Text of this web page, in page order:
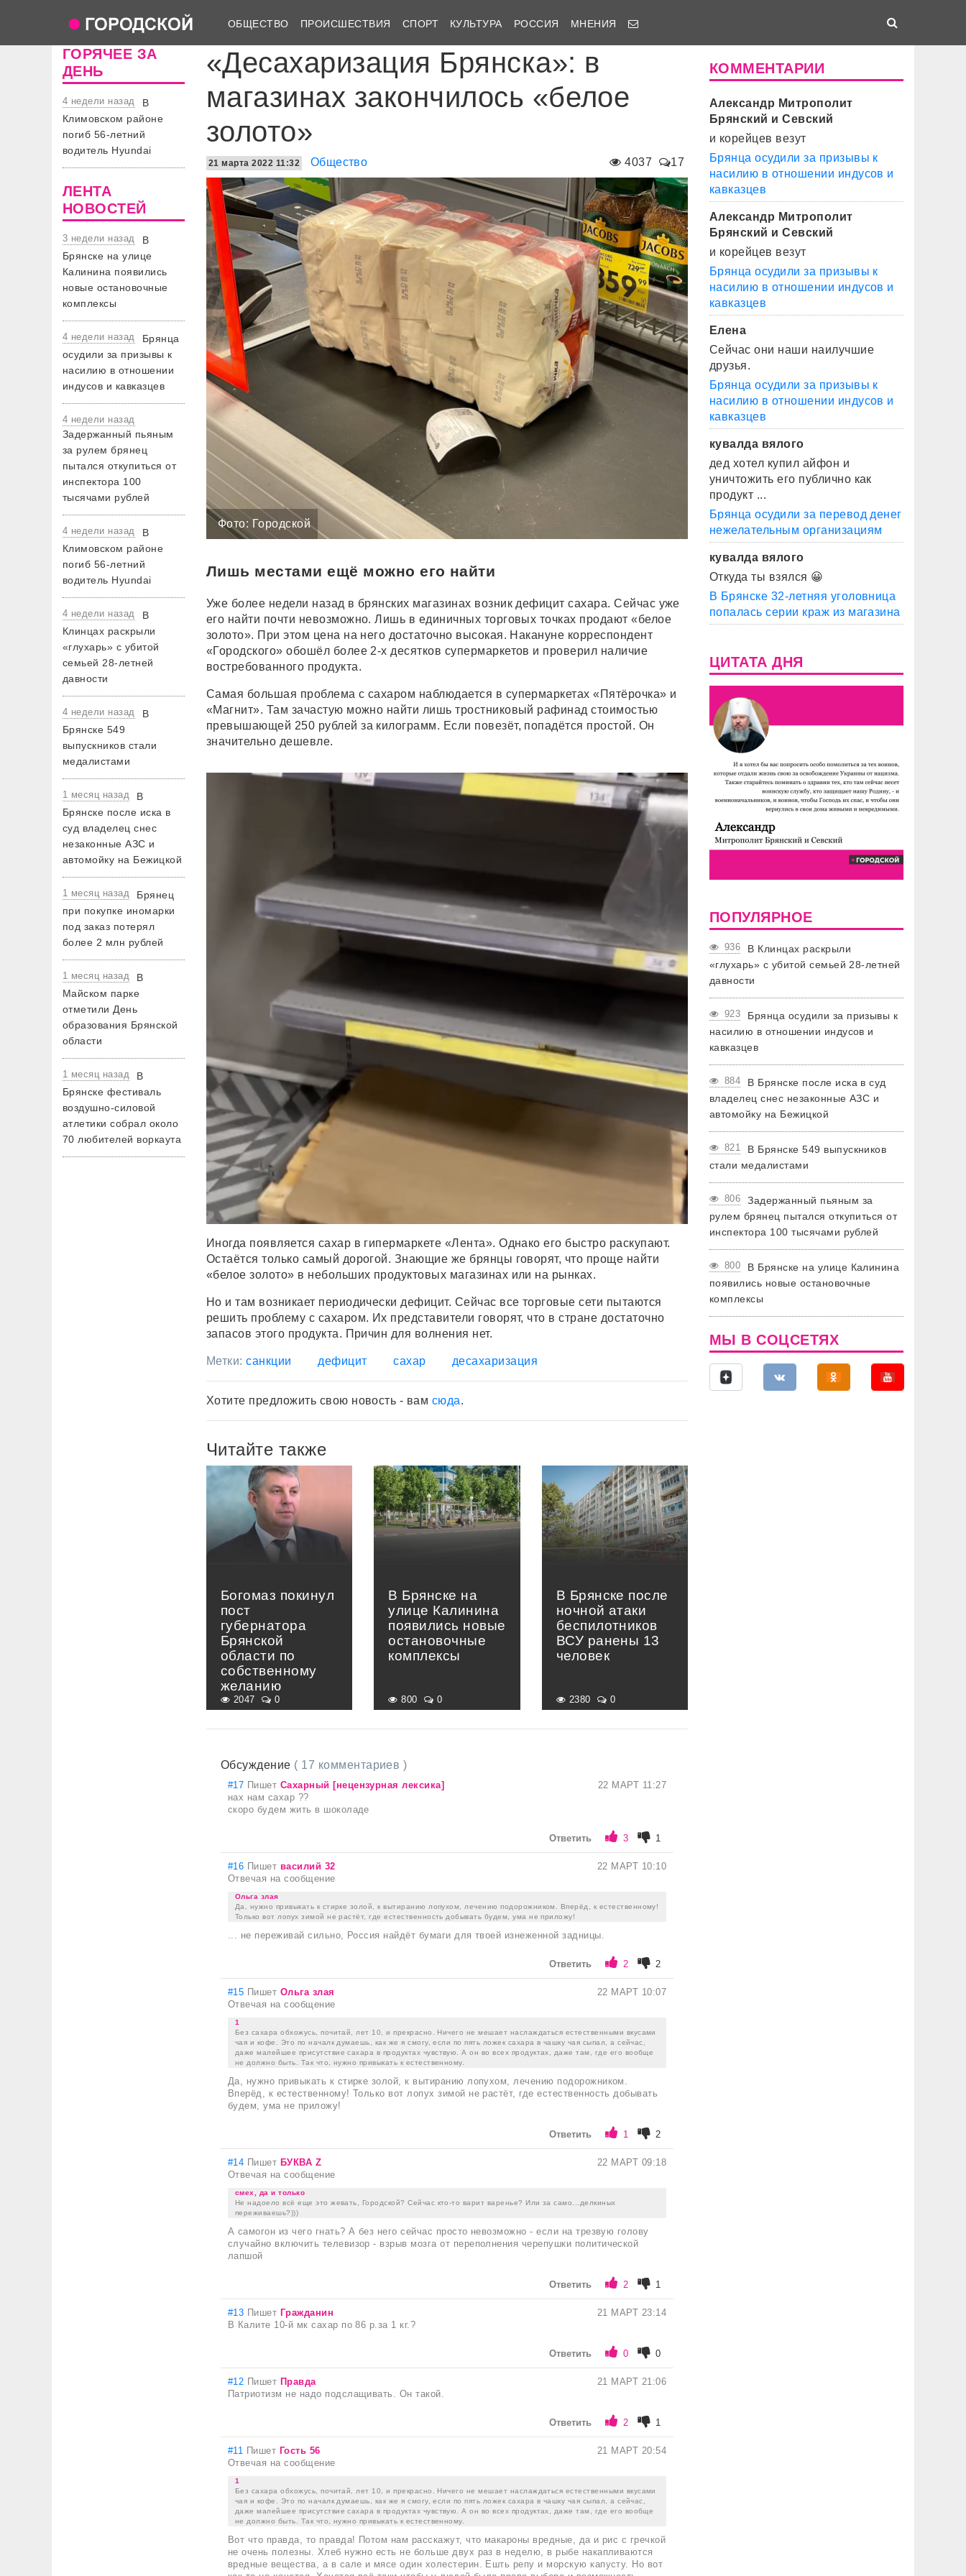
ОБЩЕСТВО ПРОИСШЕСТВИЯ СПОРТ КУЛЬТУРА РОССИЯ МНЕНИЯ
ГОРЯЧЕЕ ЗА
ДЕНЬ
4 недели назад
В
Климовском районе
погиб 56-летний
водитель Hyundai
ЛЕНТА
НОВОСТЕЙ
3 недели назад
В
Брянске на улице
Калинина появились
новые остановочные
комплексы
4 недели назад
Брянца
осудили за призывы к
насилию в отношении
индусов и кавказцев
4 недели назад
Задержанный пьяным
за рулем брянец
пытался откупиться от
инспектора 100
тысячами рублей
4 недели назад
В
Климовском районе
погиб 56-летний
водитель Hyundai
4 недели назад
В
Клинцах раскрыли
«глухарь» с убитой
семьей 28-летней
давности
4 недели назад
В
Брянске 549
выпускников стали
медалистами
1 месяц назад
В
Брянске после иска в
суд владелец снес
незаконные АЗС и
автомойку на Бежицкой
1 месяц назад
Брянец
при покупке иномарки
под заказ потерял
более 2 млн рублей
1 месяц назад
В
Майском парке
отметили День
образования Брянской
области
1 месяц назад
В
Брянске фестиваль
воздушно-силовой
атлетики собрал около
70 любителей воркаута
«Десахаризация Брянска»: в
магазинах закончилось «белое
золото»
4037 17
21 марта 2022 11:32 Общество
Фото: Городской
Лишь местами ещё можно его найти
Уже более недели назад в брянских магазинах возник дефицит сахара. Сейчас уже
его найти почти невозможно. Лишь в единичных торговых точках продают «белое
золото». При этом цена на него достаточно высокая. Накануне корреспондент
«Городского» обошёл более 2-х десятков супермаркетов и проверил наличие
востребованного продукта.
Самая большая проблема с сахаром наблюдается в супермаркетах «Пятёрочка» и
«Магнит». Там зачастую можно найти лишь тростниковый рафинад стоимостью
превышающей 250 рублей за килограмм. Если повезёт, попадётся простой. Он
значительно дешевле.
Иногда появляется сахар в гипермаркете «Лента». Однако его быстро раскупают.
Остаётся только самый дорогой. Знающие же брянцы говорят, что проще найти
«белое золото» в небольших продуктовых магазинах или на рынках.
Но и там возникает периодически дефицит. Сейчас все торговые сети пытаются
решить проблему с сахаром. Их представители говорят, что в стране достаточно
запасов этого продукта. Причин для волнения нет.
Метки:санкции дефицит сахар десахаризация
Хотите предложить свою новость - вам сюда.
Читайте также
Богомаз покинул
пост
губернатора
Брянской
области по
собственному
желанию
2047 0
В Брянске на
улице Калинина
появились новые
остановочные
комплексы
800 0
В Брянске после
ночной атаки
беспилотников
ВСУ ранены 13
человек
2380 0
Обсуждение ( 17 комментариев )
#17 Пишет Сахарный [нецензурная лексика]
22 МАРТ 11:27
нах нам сахар ??
скоро будем жить в шоколаде
Ответить 3 1
#16 Пишет василий 32
22 МАРТ 10:10
Отвечая на сообщение
Ольга злая
Да, нужно привыкать к стирке золой, к вытиранию лопухом, лечению подорожником. Вперёд, к естественному!
Только вот лопух зимой не растёт, где естественность добывать будем, ума не приложу!
... не переживай сильно, Россия найдёт бумаги для твоей изнеженной задницы.
Ответить 2 2
#15 Пишет Ольга злая
22 МАРТ 10:07
Отвечая на сообщение
1
Без сахара обхожусь, почитай, лет 10, и прекрасно. Ничего не мешает наслаждаться естественными вкусами
чая и кофе. Это по началк думаешь, как же я смогу, если по пять ложек сахара в чашку чая сыпал, а сейчас,
даже малейшее присутствие сахара в продуктах чувствую. А он во всех продуктах, даже там, где его вообще
не должно быть. Так что, нужно привыкать к естественному.
Да, нужно привыкать к стирке золой, к вытиранию лопухом, лечению подорожником.
Вперёд, к естественному! Только вот лопух зимой не растёт, где естественность добывать
будем, ума не приложу!
Ответить 1 2
#14 Пишет БУКВА Z
22 МАРТ 09:18
Отвечая на сообщение
смех, да и только
Не надоело всё еще это жевать, Городской? Сейчас кто-то варит варенье? Или за само...делкиных
переживаешь?)))
А самогон из чего гнать? А без него сейчас просто невозможно - если на трезвую голову
случайно включить телевизор - взрыв мозга от переполнения черепушки политической
лапшой
Ответить 2 1
#13 Пишет Гражданин
21 МАРТ 23:14
В Калите 10-й мк сахар по 86 р.за 1 кг.?
Ответить 0 0
#12 Пишет Правда
21 МАРТ 21:06
Патриотизм не надо подслащивать. Он такой.
Ответить 2 1
#11 Пишет Гость 56
21 МАРТ 20:54
Отвечая на сообщение
1
Без сахара обхожусь, почитай, лет 10, и прекрасно. Ничего не мешает наслаждаться естественными вкусами
чая и кофе. Это по началк думаешь, как же я смогу, если по пять ложек сахара в чашку чая сыпал, а сейчас,
даже малейшее присутствие сахара в продуктах чувствую. А он во всех продуктах, даже там, где его вообще
не должно быть. Так что, нужно привыкать к естественному.
Вот что правда, то правда! Потом нам расскажут, что макароны вредные, да и рис с гречкой
не очень полезны. Хлеб нужно есть не больше двух раз в неделю, в рыбе накапливаются
вредные вещества, а в сале и мясе один холестерин. Ешть репу и морскую капусту. Но вот
КОММЕНТАРИИ
Александр Митрополит
Брянский и Севский
и корейцев везут
Брянца осудили за призывы к
насилию в отношении индусов и
кавказцев
Александр Митрополит
Брянский и Севский
и корейцев везут
Брянца осудили за призывы к
насилию в отношении индусов и
кавказцев
Елена
Сейчас они наши наилучшие
друзья.
Брянца осудили за призывы к
насилию в отношении индусов и
кавказцев
кувалда вялого
дед хотел купил айфон и
уничтожить его публично как
продукт ...
Брянца осудили за перевод денег
нежелательным организациям
кувалда вялого
Откуда ты взялся 😀
В Брянске 32-летняя уголовница
попалась серии краж из магазина
ЦИТАТА ДНЯ
ПОПУЛЯРНОЕ
936
В Клинцах раскрыли
«глухарь» с убитой семьей 28-летней
давности
923
Брянца осудили за призывы к
насилию в отношении индусов и
кавказцев
884
В Брянске после иска в суд
владелец снес незаконные АЗС и
автомойку на Бежицкой
821
В Брянске 549 выпускников
стали медалистами
806
Задержанный пьяным за
рулем брянец пытался откупиться от
инспектора 100 тысячами рублей
800
В Брянске на улице Калинина
появились новые остановочные
комплексы
МЫ В СОЦСЕТЯХ